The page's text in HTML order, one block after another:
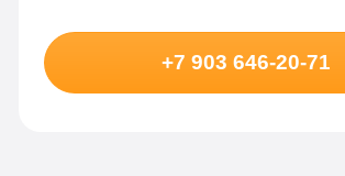
+7 903 646-20-71